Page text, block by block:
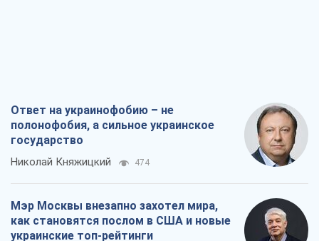
Ответ на украинофобию – не
полонофобия, а сильное украинское
государство
Николай Княжицкий 474
Мэр Москвы внезапно захотел мира,
как становятся послом в США и новые
украинские топ-рейтинги